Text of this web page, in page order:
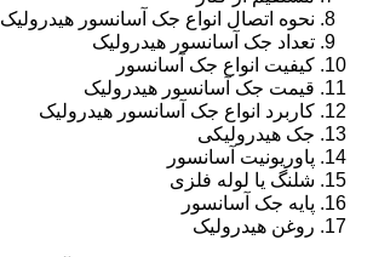
نحوه اتصال انواع جک آسانسور هیدرولیک
تعداد جک آسانسور هیدرولیک
کیفیت انواع جک آسانسور
قیمت جک آسانسور هیدرولیک
کاربرد انواع جک آسانسور هیدرولیک
جک هیدرولیکی
پاوریونیت آسانسور
شلنگ یا لوله فلزی
پایه جک آسانسور
روغن هیدرولیک